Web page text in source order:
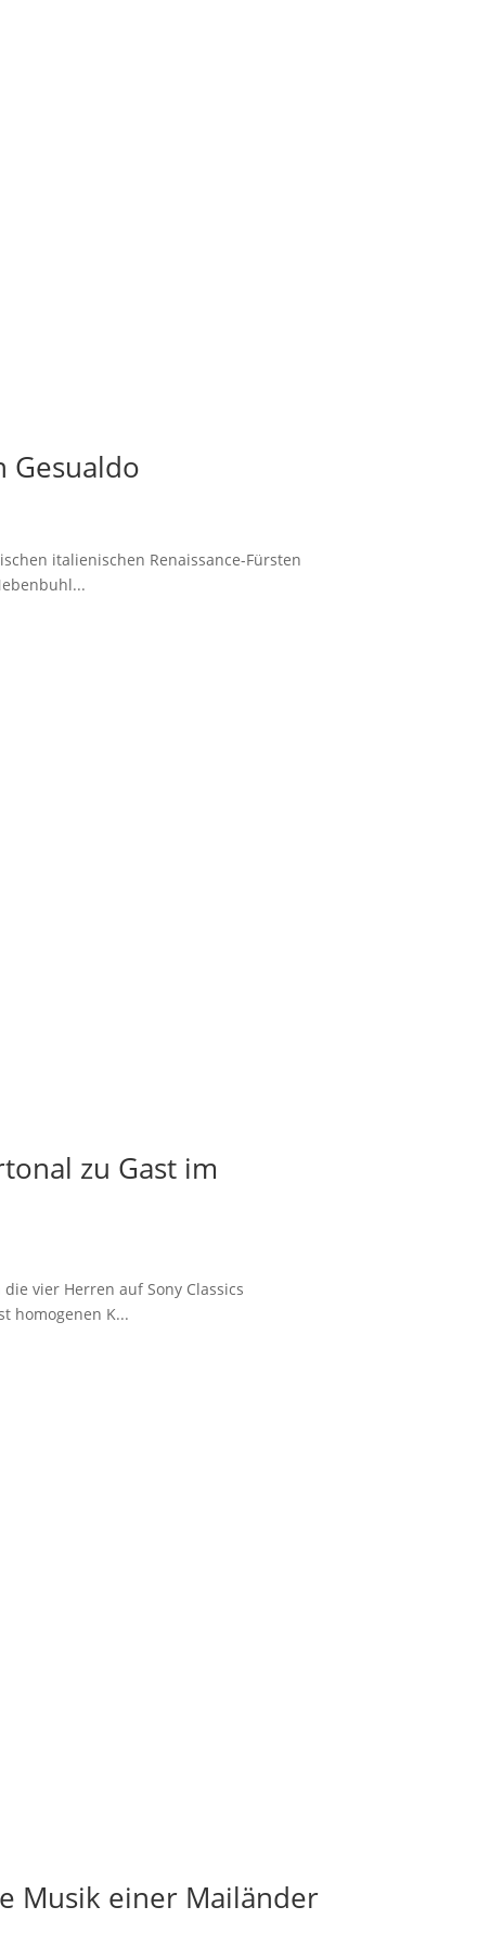
Gesualdo
italienischen Renaissance-Fürsten
zu Gast im
vier Herren auf Sony Classics
homogenen K...
Musik einer Mailänder